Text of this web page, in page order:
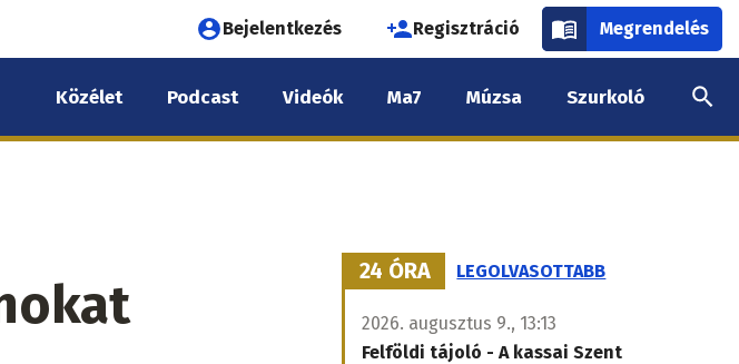
Felhasználói
fiók
menüje
Bejelentkezés Regisztráció Megrendelés
Közélet Podcast Videók Ma7 Múzsa Szurkoló
24 ÓRA LEGOLVASOTTABB
2026. augusztus 9., 13:13
Felföldi tájoló - A kassai Szent